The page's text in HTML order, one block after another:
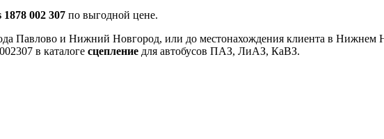
002 307 по выгодной цене.
Павлово и Нижний Новгород, или до местонахождения клиента в Нижнем
в каталоге сцепление для автобусов ПАЗ, ЛиАЗ, КаВЗ.